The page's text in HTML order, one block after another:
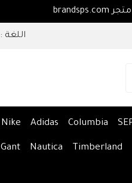
اهلا بكم في متجر brandsps.com
اللغة :
Columbia
Adidas
Nike
Timberland
Nautica
Gant